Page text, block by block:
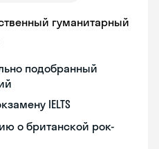
гуманитарный
подобранный
IELTS
о британской рок-